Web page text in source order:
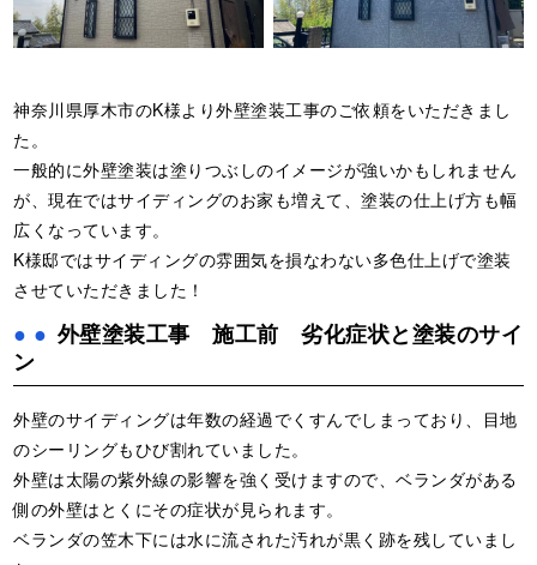
神奈川県厚木市のK様より外壁塗装工事のご依頼をいただきまし
た。
一般的に外壁塗装は塗りつぶしのイメージが強いかもしれません
が、現在ではサイディングのお家も増えて、塗装の仕上げ方も幅
広くなっています。
K様邸ではサイディングの雰囲気を損なわない多色仕上げで塗装
させていただきました！
外壁塗装工事 施工前 劣化症状と塗装のサイ
ン
外壁のサイディングは年数の経過でくすんでしまっており、目地
のシーリングもひび割れていました。
外壁は太陽の紫外線の影響を強く受けますので、ベランダがある
側の外壁はとくにその症状が見られます。
ベランダの笠木下には水に流された汚れが黒く跡を残していまし